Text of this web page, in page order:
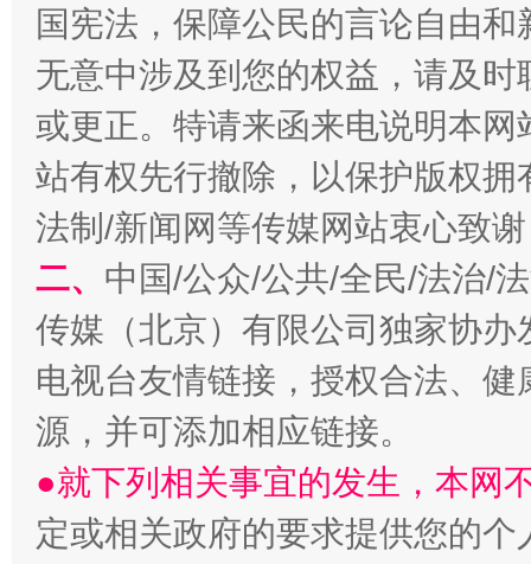
全民健身五年计划来了！等你上场
国宪法，保障公民的言论自由
无意中涉及到您的权益，请及
或更正。特请来函来电说明本
站有权先行撤除，以保护版权
法制/新闻网等传媒网站衷心致
二、 中国/公众/公共/全民/法治/
传媒（北京）有限公司独家协
电视台友情链接，授权合法、
源，并可添加相应链接。
●就下列相关事宜的发生，本网
定或相关政府的要求提供您的个